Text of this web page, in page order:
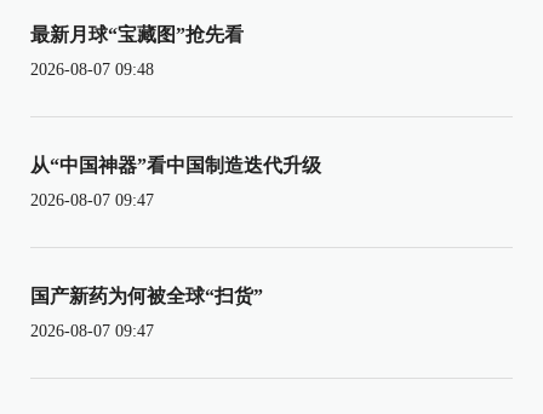
最新月球“宝藏图”抢先看
2026-08-07 09:48
从“中国神器”看中国制造迭代升级
2026-08-07 09:47
国产新药为何被全球“扫货”
2026-08-07 09:47